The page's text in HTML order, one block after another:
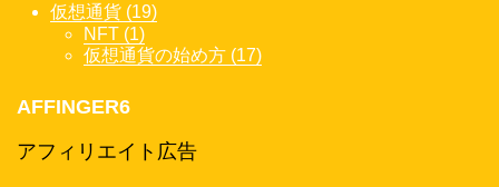
仮想通貨 (19)
NFT (1)
仮想通貨の始め方 (17)
AFFINGER6
アフィリエイト広告